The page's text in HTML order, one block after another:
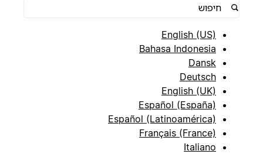
English (US)
Bahasa Indonesia
Dansk
Deutsch
English (UK)
Español (España)
Español (Latinoamérica)
Français (France)
Italiano